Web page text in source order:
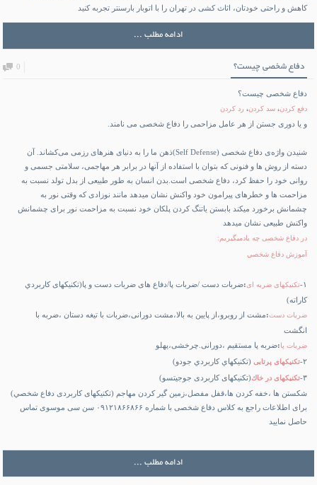
کاهش و راحتی خودتان، اثاث کشی در تهران را با اتوبار بارسنتر تجربه کنید
ادامه مطلب ...
دفاع شخصی چیست؟ 0
دفاع شخصی چیست؟
دفع كردن،سد كردن، رد كردن
و يا دورى جستن از هر عامل مزاحمى رادفاع شخصى می نامند.
شنيدن واژه‌ى دفاع شخصى (Self Defense)ذهن ما را به دنياى هنرهاى رزمى مى‌كشاند. آن
دسته از روش­ ها و فنونى كه بتوان با استفاده از آن­ها در برابر هر مهاجمی، سلامتى جسمى و
روانى خود را حفظ كرد، دفاع شخصى است.بدن انسان به طور طبيعى از بدل تولد نسبت به
مزاحمت ها و خطرهاى پيرامون خود واكنش نشان ميدهد مانند نوزادى كه وقتى نور به
چشمانش برخورد ميكند بابستن ياتنگ كردن پلكان خود نسبت به مزاحمت نور براى چشمانش
واكنش طبيعى نشان ميدهد
در دفاع شخصى چه يادميگيريم:
آموزش دفاع شخصي
١- تكنيكهاى ضربه اى:ضربات دست /ضربات پا/دفاع هاى ضربات دست و پا(تكنيكهاى كاربردي
كاراته)
ضربات دست:مشت از روبرو،از پايين به بالا،مشت دورانى،ضربات با تيغه دستان ،ضربه با
انگشت
ضربات پا:ضربه پا مستقيم ،دورانى.چرخشى،پهلو
٢- تكنيكهاى پرتابى(تكنيكهاي كاربردي جودو)
٣- تكنيكهاى در خاك(تكنيكهاى كاربردى جوجيتسو)
شكستن ها ،خفه كردن ها،قفل مفصل،زمين گير كردن مهاجم (تكنيكهاى كاربردى دفاع شخصي)
برای اطلاعات راجع بهکلاس دفاع شخصی
با شماره ۰۹۱۲۱۸۶۶۸۶۶ سن سی موسوی تماس
حاصل نمایید
ادامه مطلب ...